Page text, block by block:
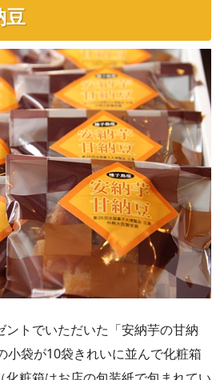
豆
ントでいただいた「安納芋の甘納
小袋が10袋きれいに並んで化粧箱